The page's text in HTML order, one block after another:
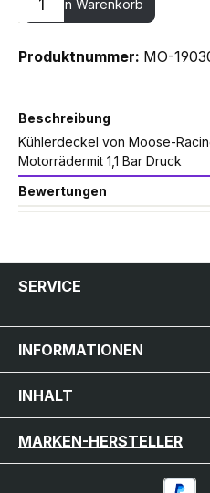
In den Warenkorb
Produktnummer: MO-
Beschreibung
Kühlerdeckel von Moose-
Motorrädermit 1,1 Bar Druck
Bewertungen
SERVICE
INFORMATIONEN
INHALT
MARKEN-HERSTELLER